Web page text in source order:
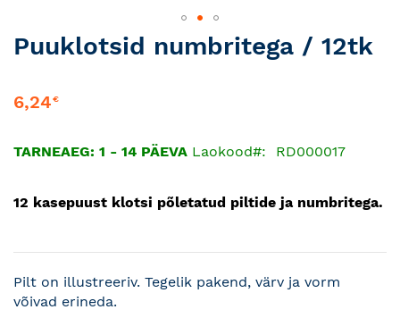
Skip
to
beginning
images
Puuklotsid numbritega / 12tk
6,24€
TARNEAEG: 1 - 14 PÄEVA Laokood RD000017
12 kasepuust klotsi põletatud piltide ja numbritega.
Pilt on illustreeriv. Tegelik pakend, värv ja vorm
võivad erineda.